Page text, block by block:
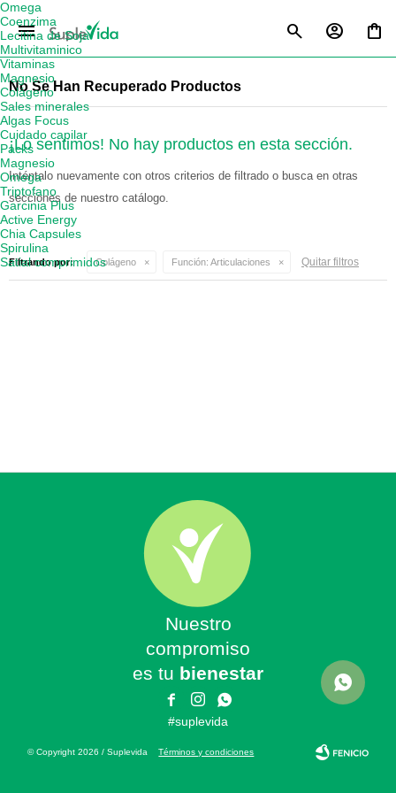
menu
No Se Han Recuperado Productos
¡Lo sentimos! No hay productos en esta sección.
Inténtalo nuevamente con otros criterios de filtrado o busca en otras
secciones de nuestro catálogo.
Filtrando por: Colágeno Función: Articulaciones Quitar filtros
Omega
Coenzima
Lecitina de Soja
Multivitaminico
Vitaminas
Magnesio
Colágeno
Sales minerales
Algas Focus
Cuidado capilar
Packs
Magnesio
Omega
Triptofano
Garcinia Plus
Active Energy
Chia Capsules
Spirulina
Satial comprimidos
Nuestro
compromiso
es tu bienestar
 

#suplevida
© Copyright 2026 / SuplevidaTérminos y condiciones